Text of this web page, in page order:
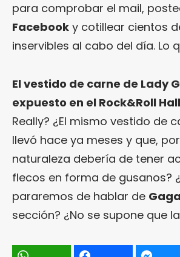
para comprobar el mail,
Facebook y cotillear cientos
inservibles al cabo del día. Lo
El vestido de carne de Lady
expuesto en el Rock&Roll
Really? ¿El mismo vestido de
llevó hace ya meses y que,
naturaleza debería de tener
flecos en forma de gusanos?
pararemos de hablar de Gaga
sección? ¿No se supone que